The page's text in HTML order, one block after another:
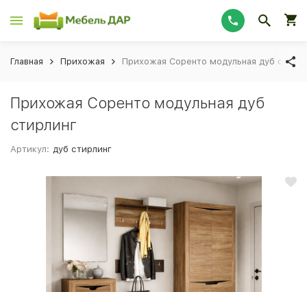
Главная Прихожая Прихожая Соренто модульная дуб
Прихожая Соренто модульная дуб
стирлинг
Артикул: дуб стирлинг